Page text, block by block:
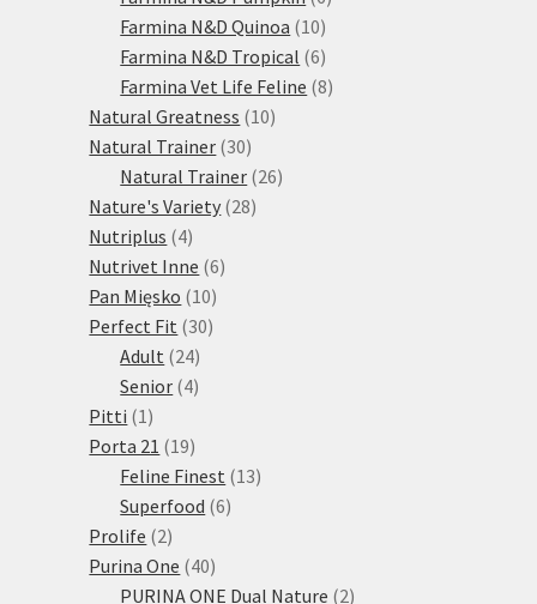
Farmina N&D Quinoa 1010
produktů
Farmina N&D Tropical 66
produktů
Farmina Vet Life Feline 88
Natural Greatness 1010
Natural Trainer 3030
produktů
Natural Trainer 2626
Nature's Variety 2828
Nutriplus 44
produkty
Nutrivet Inne 66
Pan Mięsko 1010
produktů
Perfect Fit 3030
Adult 2424
produktů
Senior 44
Pitti 1 1
produkt
Porta 21 1919
produktů
Feline Finest 1313
Superfood 66
Prolife 22
produkty
Purina One 4040
produktů
PURINA ONE Dual Nature 22